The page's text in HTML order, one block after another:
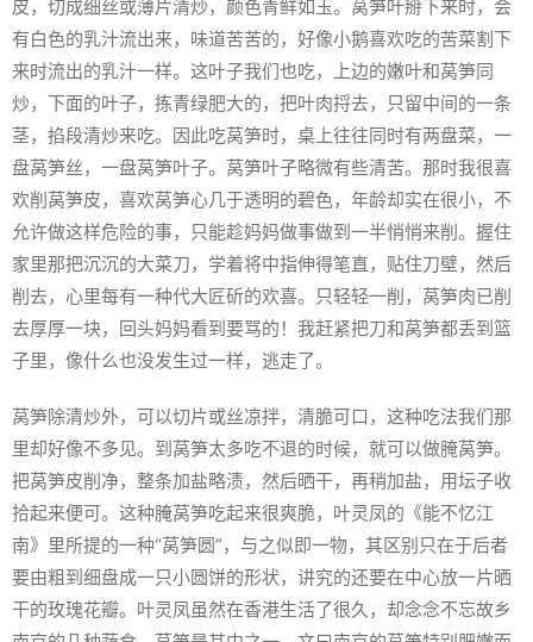
皮，切成细丝或薄片清炒，颜色青鲜如玉。莴笋叶掰下来时，会
有白色的乳汁流出来，味道苦苦的，好像小鹅喜欢吃的苦菜割下
来时流出的乳汁一样。这叶子我们也吃，上边的嫩叶和莴笋同
炒，下面的叶子，拣青绿肥大的，把叶肉捋去，只留中间的一条
茎，掐段清炒来吃。因此吃莴笋时，桌上往往同时有两盘菜，一
盘莴笋丝，一盘莴笋叶子。莴笋叶子略微有些清苦。那时我很喜
欢削莴笋皮，喜欢莴笋心几于透明的碧色，年龄却实在很小，不
允许做这样危险的事，只能趁妈妈做事做到一半悄悄来削。握住
家里那把沉沉的大菜刀，学着将中指伸得笔直，贴住刀壁，然后
削去，心里每有一种代大匠斫的欢喜。只轻轻一削，莴笋肉已削
去厚厚一块，回头妈妈看到要骂的！我赶紧把刀和莴笋都丢到篮
子里，像什么也没发生过一样，逃走了。
莴笋除清炒外，可以切片或丝凉拌，清脆可口，这种吃法我们那
里却好像不多见。到莴笋太多吃不退的时候，就可以做腌莴笋。
把莴笋皮削净，整条加盐略渍，然后晒干，再稍加盐，用坛子收
拾起来便可。这种腌莴笋吃起来很爽脆，叶灵凤的《能不忆江
南》里所提的一种“莴笋圆”，与之似即一物，其区别只在于后者
要由粗到细盘成一只小圆饼的形状，讲究的还要在中心放一片晒
干的玫瑰花瓣。叶灵凤虽然在香港生活了很久，却念念不忘故乡